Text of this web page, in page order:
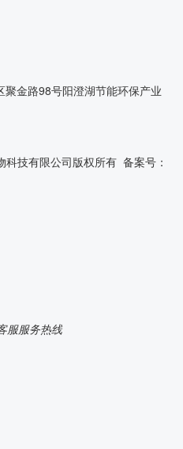
聚金路98号阳澄湖节能环保产业
技有限公司版权所有 备案号：
服服务热线